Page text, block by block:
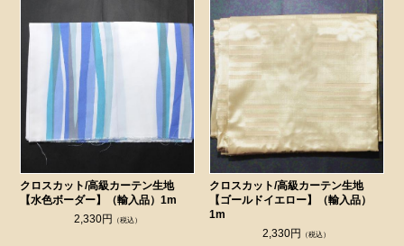
クロスカット/高級カーテン生地
【水色ボーダー】（輸入品）1m
2,330円
（税込）
クロスカット/高級カーテン生地
【ゴールドイエロー】（輸入品）
1m
2,330円
（税込）